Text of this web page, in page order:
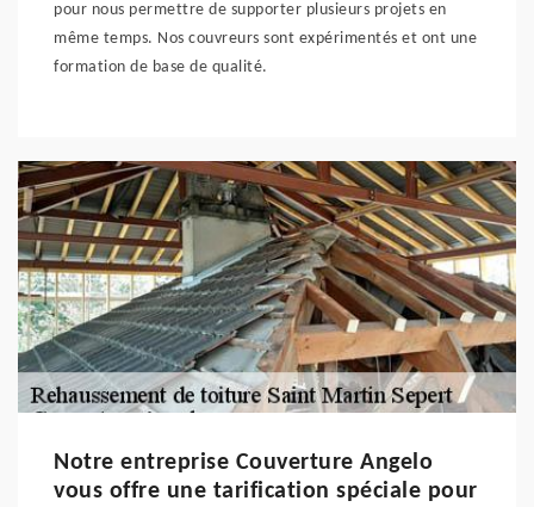
pour nous permettre de supporter plusieurs projets en
même temps. Nos couvreurs sont expérimentés et ont une
formation de base de qualité.
Notre entreprise Couverture Angelo
vous offre une tarification spéciale pour